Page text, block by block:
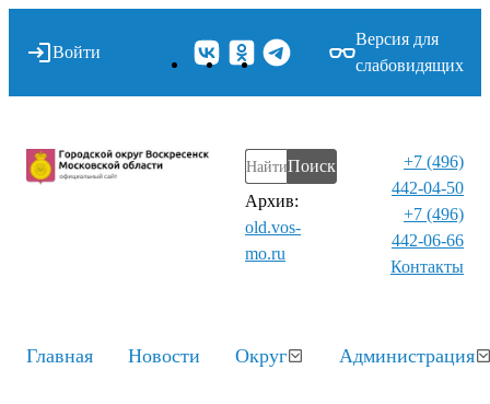
Войти
Версия для
слабовидящих
Поиск
Архив:
old.vos-
mo.ru
+7 (496)
442-04-50
+7 (496)
442-06-66
Контакты⁠
Главная Новости Округ Администрация